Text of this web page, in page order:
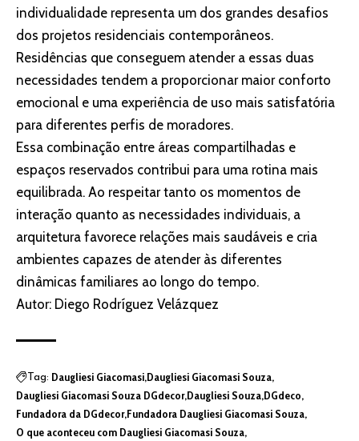
individualidade representa um dos grandes desafios
dos projetos residenciais contemporâneos.
Residências que conseguem atender a essas duas
necessidades tendem a proporcionar maior conforto
emocional e uma experiência de uso mais satisfatória
para diferentes perfis de moradores.
Essa combinação entre áreas compartilhadas e
espaços reservados contribui para uma rotina mais
equilibrada. Ao respeitar tanto os momentos de
interação quanto as necessidades individuais, a
arquitetura favorece relações mais saudáveis e cria
ambientes capazes de atender às diferentes
dinâmicas familiares ao longo do tempo.
Autor: Diego Rodríguez Velázquez
Tag: Daugliesi Giacomasi Daugliesi Giacomasi Souza
Daugliesi Giacomasi Souza DGdecor Daugliesi Souza DGdeco
Fundadora da DGdecor Fundadora Daugliesi Giacomasi Souza
O que aconteceu com Daugliesi Giacomasi Souza